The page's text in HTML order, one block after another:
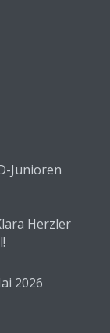
Junioren
Herzler
2026